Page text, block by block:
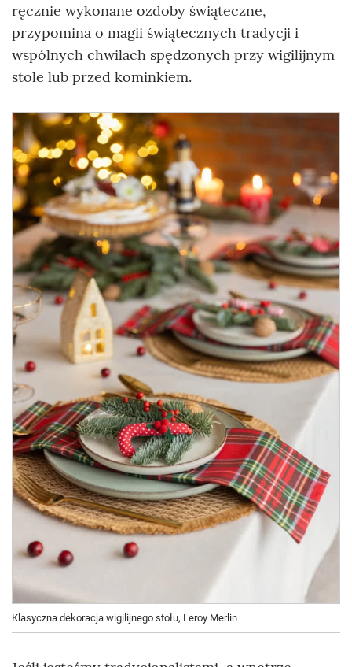
ręcznie wykonane ozdoby świąteczne,
przypomina o magii świątecznych tradycji i
wspólnych chwilach spędzonych przy wigilijnym
stole lub przed kominkiem.
Klasyczna dekoracja wigilijnego stołu, Leroy Merlin